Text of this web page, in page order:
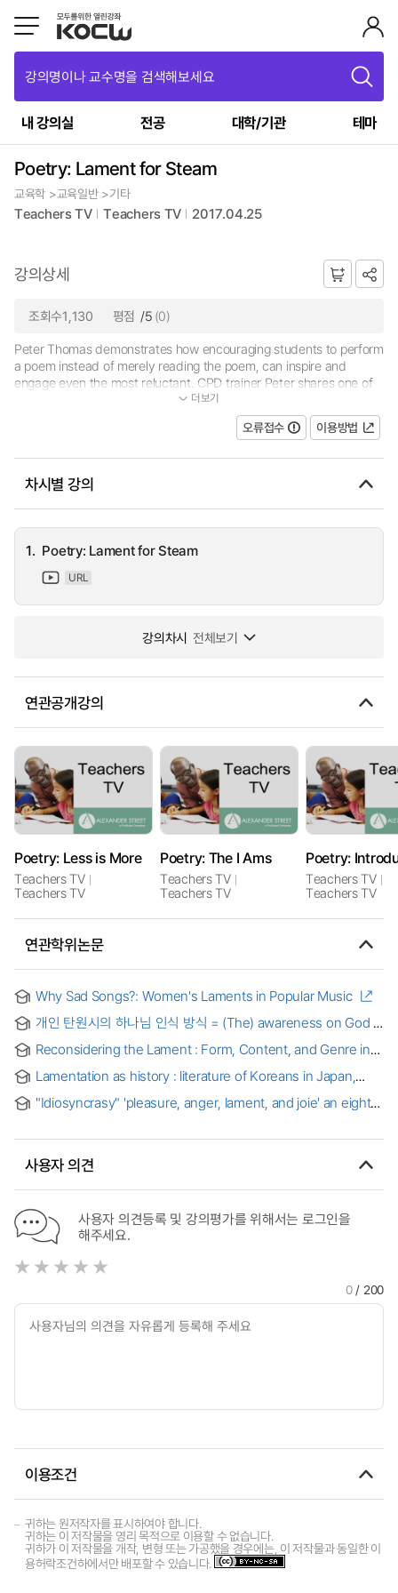
강의명이나 교수명을 검색해보세요
내 강의실 전공 대학/기관 테마
Poetry: Lament for Steam
교육학 >교육일반 >기타
Teachers TV Teachers TV 2017.04.25
강의상세
조회수1,130 평점 /5 (0)
Peter Thomas demonstrates how encouraging students to perform
a poem instead of merely reading the poem, can inspire and
engage even the most reluctant. CPD trainer Peter shares one of
his all time favourite teaching poems to the group of Middle and...
더보기
오류접수 이용방법
차시별 강의
1. Poetry: Lament for Steam
URL
강의차시 전체보기
연관공개강의
Poetry: Less is More
Teachers TV
Teachers TV
Poetry: The I Ams
Teachers TV
Teachers TV
Teachers TV
Teachers TV
연관학위논문
Why Sad Songs?: Women's Laments in Popular Music
개인 탄원시의 하나님 인식 방식 = (The) awareness on God in
Reconsidering the Lament : Form, Content, and Genre in
Lamentation as history : literature of Koreans in Japan,
"Idiosyncrasy" 'pleasure, anger, lament, and joie' an eight
mezzo-soprano and video
사용자 의견
사용자 의견등록 및 강의평가를 위해서는 로그인을
해주세요.
0/ 200
이용조건
귀하는 원저작자를 표시하여야 합니다.
귀하는 이 저작물을 영리 목적으로 이용할 수 없습니다.
귀하가 이 저작물을 개작, 변형 또는 가공했을 경우에는, 이 저작물과 동일한 이
용허락조건하에서만 배포할 수 있습니다.